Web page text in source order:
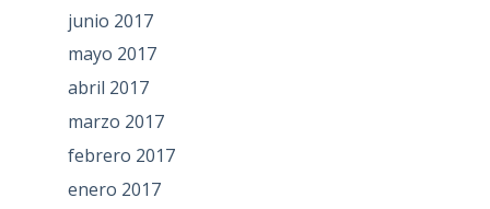
junio 2017
mayo 2017
abril 2017
marzo 2017
febrero 2017
enero 2017